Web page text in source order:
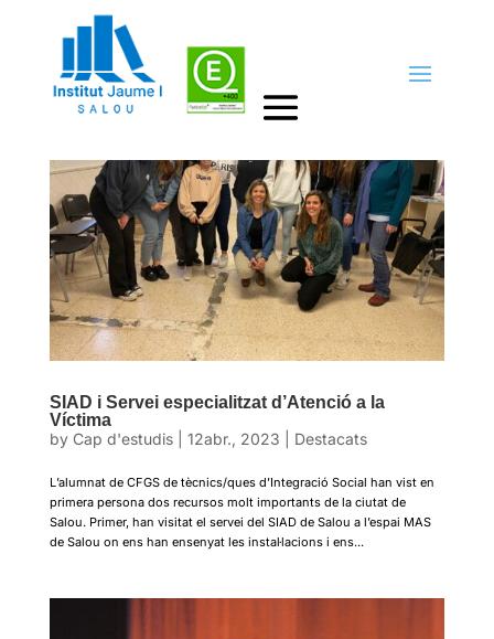
SIAD i Servei especialitzat d’Atenció a la
Víctima
by Cap d'estudis| 12abr., 2023 Destacats
L’alumnat de CFGS de tècnics/ques d’Integració Social han vist en
primera persona dos recursos molt importants de la ciutat de
Salou. Primer, han visitat el servei del SIAD de Salou a l’espai MAS
de Salou on ens han ensenyat les instal·lacions i ens...